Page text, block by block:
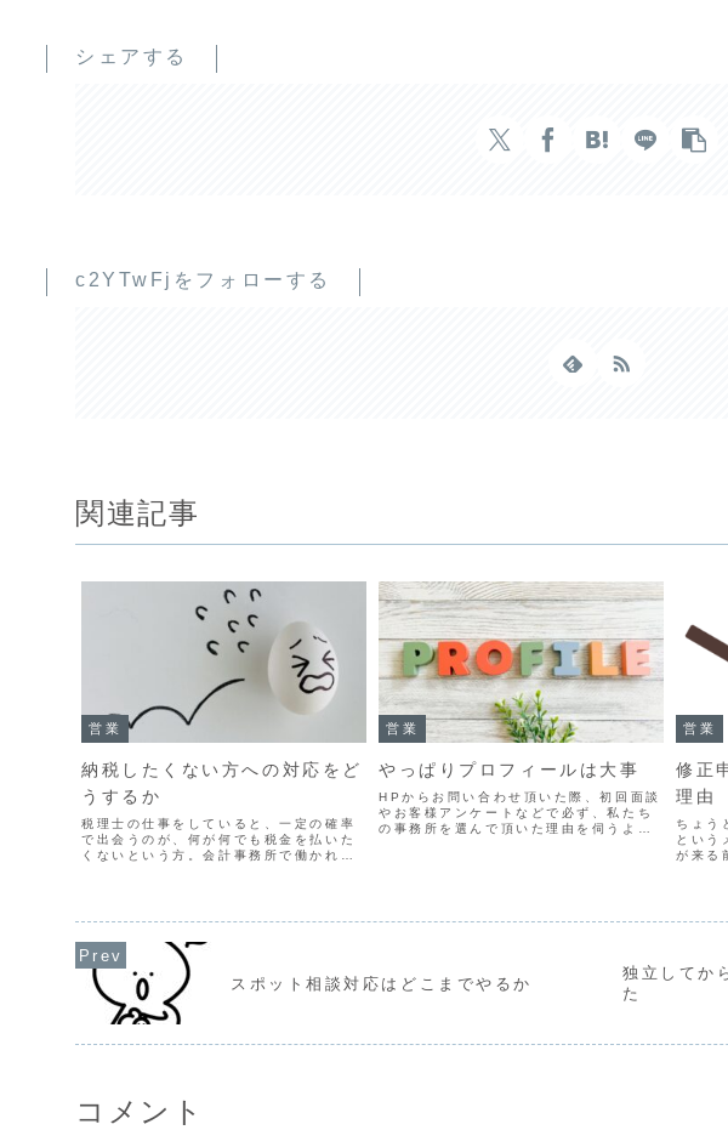
シェアする
c2YTwFjをフォローする
関連記事
営業
納税したくない方への対応をど
うするか
税理士の仕事をしていると、一定の確率
で出会うのが、何が何でも税金を払いた
くないという方。会計事務所で働かれて
営業
やっぱりプロフィールは大事
HPからお問い合わせ頂いた際、初回面談
やお客様アンケートなどで必ず、私たち
の事務所を選んで頂いた理由を伺うよう
営業
修正
理由
ちょう
という
が来る
スポット相談対応はどこまでやるか
独立してか
た
コメント